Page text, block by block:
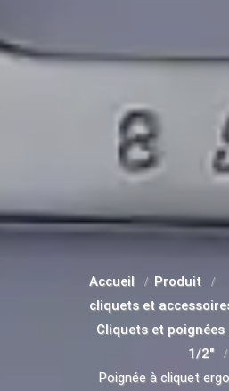
Accueil
Produit
cliquets et
Cliquets et
1/2"
Poignée à cliquet